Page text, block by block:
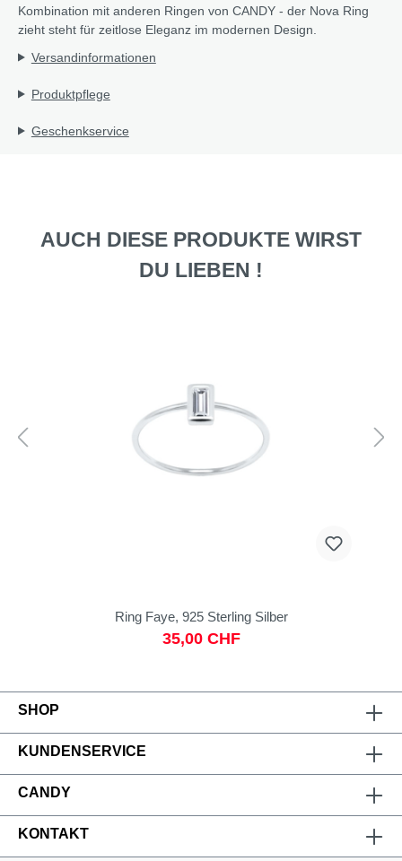
Kombination mit anderen Ringen von CANDY - der Nova Ring
zieht steht für zeitlose Eleganz im modernen Design.
Versandinformationen
Produktpflege
Geschenkservice
AUCH DIESE PRODUKTE WIRST
DU LIEBEN !
Ring Faye, 925 Sterling Silber
35,00 CHF
KONTAKT
SHOP
KUNDENSERVICE
CANDY